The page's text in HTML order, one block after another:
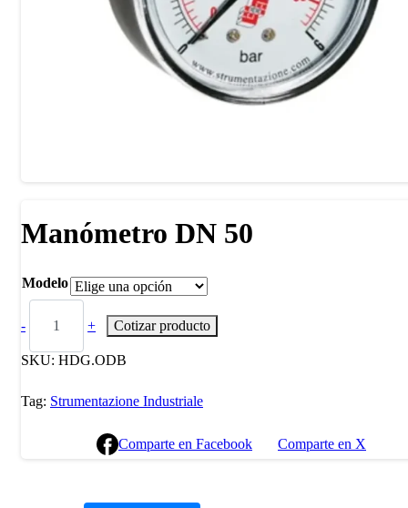
Manómetro DN 50
Modelo
- + Cotizar producto
SKU: HDG.ODB
Tag: Strumentazione Industriale
Comparte en Facebook Comparte en X